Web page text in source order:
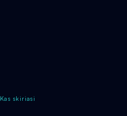
Kas skiriasi